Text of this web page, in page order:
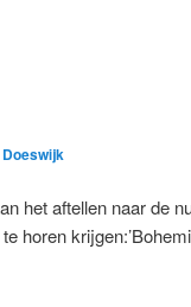
het aftellen naar de
horen